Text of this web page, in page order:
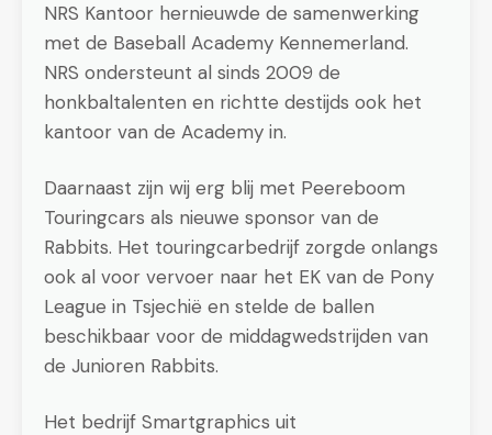
NRS Kantoor hernieuwde de samenwerking
met de Baseball Academy Kennemerland.
NRS ondersteunt al sinds 2009 de
honkbaltalenten en richtte destijds ook het
kantoor van de Academy in.
Daarnaast zijn wij erg blij met Peereboom
Touringcars als nieuwe sponsor van de
Rabbits. Het touringcarbedrijf zorgde onlangs
ook al voor vervoer naar het EK van de Pony
League in Tsjechië en stelde de ballen
beschikbaar voor de middagwedstrijden van
de Junioren Rabbits.
Het bedrijf Smartgraphics uit